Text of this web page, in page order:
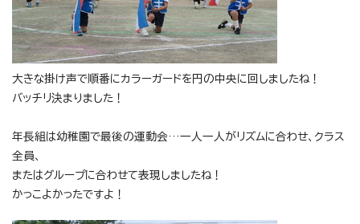
大きな掛け声で順番にカラーガードを円の中央に回しましたね！
バッチリ決まりました！
年長組は幼稚園で最後の運動会…一人一人がリズムに合わせ、クラス
全員、
またはグループに合わせて表現しましたね！
かっこよかったですよ！